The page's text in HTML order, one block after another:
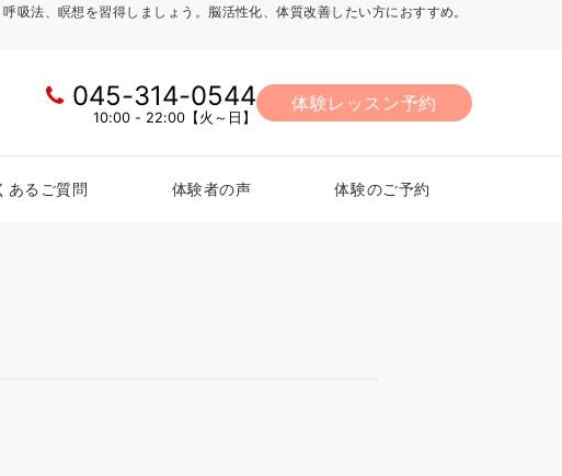
法、瞑想を習得しましょう。脳活性化、体質改善したい方におすすめ。
045-314-0544
10:00 - 22:00【火～日】
体験レッスン予約
あるご質問 体験者の声 体験のご予約